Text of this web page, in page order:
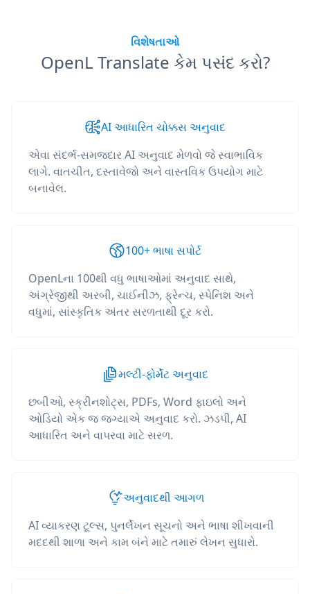
વિશેષતાઓ
OpenL Translate કેમ પસંદ કરો?
AI આધારિત ચોક્કસ અનુવાદ
એવા સંદર્ભ-સમજદાર AI અનુવાદ મેળવો જે સ્વાભાવિક
લાગે. વાતચીત, દસ્તાવેજો અને વાસ્તવિક ઉપયોગ માટે
બનાવેલ.
100+ ભાષા સપોર્ટ
OpenLના 100થી વધુ ભાષાઓમાં અનુવાદ સાથે,
અંગ્રેજીથી અરબી, ચાઈનીઝ, ફ્રેન્ચ, સ્પેનિશ અને
વધુમાં, સાંસ્કૃતિક અંતર સરળતાથી દૂર કરો.
મલ્ટી-ફોર્મેટ અનુવાદ
છબીઓ, સ્ક્રીનશોટ્સ, PDFs, Word ફાઇલો અને
ઓડિયો એક જ જગ્યાએ અનુવાદ કરો. ઝડપી, AI
આધારિત અને વાપરવા માટે સરળ.
અનુવાદથી આગળ
AI વ્યાકરણ ટૂલ્સ, પુનર્લેખન સૂચનો અને ભાષા શીખવાની
મદદથી શાળા અને કામ બંને માટે તમારું લેખન સુધારો.